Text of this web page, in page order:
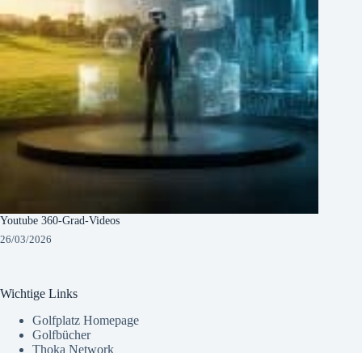
Youtube 360-Grad-Videos
26/03/2026
Wichtige Links
Golfplatz Homepage
Golfbücher
Thoka Network